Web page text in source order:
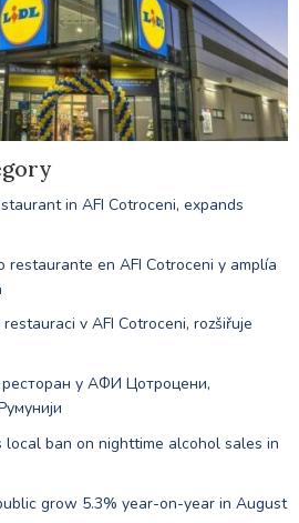
in AFI Cotroceni, expands
restaurante en AFI Cotroceni y amplía
v AFI Cotroceni, rozšiřuje
у АФИ Цотроцени,
ban on nighttime alcohol sales in
grow 5.3% year-on-year in August